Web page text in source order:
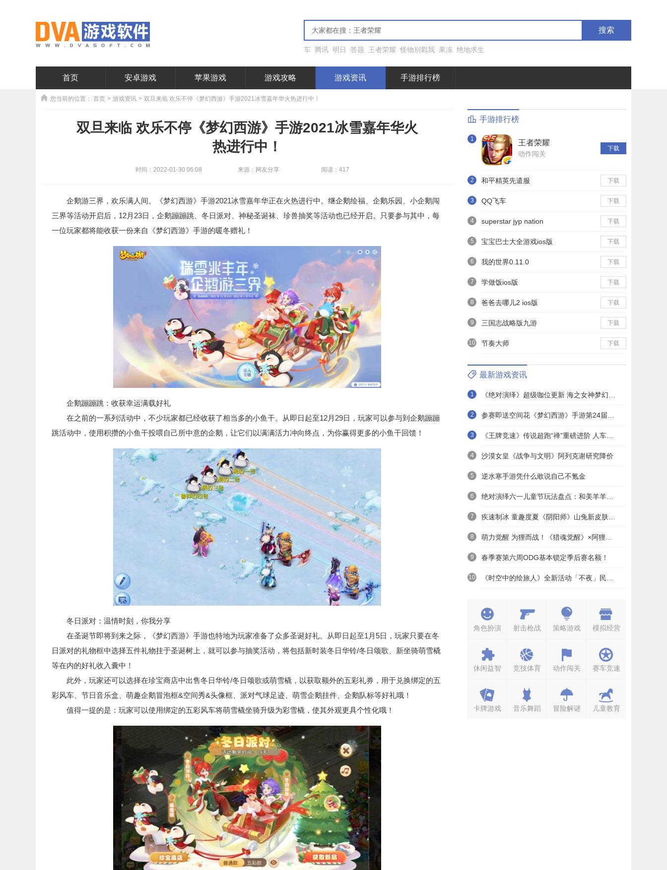
搜索
车 腾讯 明日 答题 王者荣耀 怪物别戳我 果冻 绝地求生
首页 安卓游戏 苹果游戏 游戏攻略 游戏资讯 手游排行榜
您当前的位置： 首页 > 游戏资讯 > 双旦来临 欢乐不停《梦幻西游》手游2021冰雪嘉年华火热进行中！
双旦来临 欢乐不停《梦幻西游》手游2021冰雪嘉年华火
热进行中！
时间：2022-01-30 06:08 来源：网友分享 阅读：417
企鹅游三界，欢乐满人间。《梦幻西游》手游2021冰雪嘉年华正在火热进行中。继企鹅绘福、企鹅乐园、小企鹅闯
三界等活动开启后，12月23日，企鹅蹦蹦跳、冬日派对、神秘圣诞袜、珍兽抽奖等活动也已经开启。只要参与其中，每
一位玩家都将能收获一份来自《梦幻西游》手游的暖冬赠礼！
企鹅蹦蹦跳：收获幸运满载好礼
在之前的一系列活动中，不少玩家都已经收获了相当多的小鱼干。从即日起至12月29日，玩家可以参与到企鹅蹦蹦
跳活动中，使用积攒的小鱼干投喂自己所中意的企鹅，让它们以满满活力冲向终点，为你赢得更多的小鱼干回馈！
冬日派对：温情时刻，你我分享
在圣诞节即将到来之际，《梦幻西游》手游也特地为玩家准备了众多圣诞好礼。从即日起至1月5日，玩家只要在冬
日派对的礼物框中选择五件礼物挂于圣诞树上，就可以参与抽奖活动，将包括新时装冬日华铃/冬日颂歌、新坐骑萌雪橇
等在内的好礼收入囊中！
此外，玩家还可以选择在珍宝商店中出售冬日华铃/冬日颂歌或萌雪橇，以获取额外的五彩礼券，用于兑换绑定的五
彩风车、节日音乐盒、萌趣企鹅冒泡框&空间秀&头像框、派对气球足迹、萌雪企鹅挂件、企鹅队标等好礼哦！
值得一提的是：玩家可以使用绑定的五彩风车将萌雪橇坐骑升级为彩雪橇，使其外观更具个性化哦！
手游排行榜
1 王者荣耀
动作闯关
下载
2 和平精英先遣服 下载
3 QQ飞车 下载
4 superstar jyp nation 下载
5 宝宝巴士大全游戏ios版 下载
6 我的世界0.11.0 下载
7 学做饭ios版 下载
8 爸爸去哪儿2 ios版 下载
9 三国志战略版九游 下载
10 节奏大师 下载
最新游戏资讯
1
2
3
4 沙漠女皇《战争与文明》阿列克谢研究降价
5 逆水寒手游凭什么敢说自己不氪金
6
7
8
9 春季赛第六周ODG基本锁定季后赛名额！
10
角色扮演 射击枪战 策略游戏 模拟经营
休闲益智 竞技体育 动作闯关 赛车竞速
卡牌游戏 音乐舞蹈 冒险解谜 儿童教育